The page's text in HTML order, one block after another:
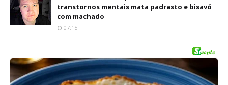
transtornos mentais mata padrasto e bisavó
com machado
07:15